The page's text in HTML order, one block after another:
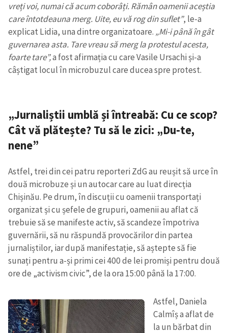
vreți voi, numai că acum coborâți. Rămân oamenii aceștia
care întotdeauna merg. Uite, eu vă rog din suflet”, le-a
explicat Lidia, una dintre organizatoare. „Mi-i până în gât
guvernarea asta. Tare vreau să merg la protestul acesta,
foarte tare”,a fost afirmația cu care Vasile Ursachi și-a
câștigat locul în microbuzul care ducea spre protest.
„Jurnaliștii umblă și întreabă: Cu ce scop?
Cât vă plătește? Tu să le zici: „Du-te,
nene”
Astfel, trei din cei patru reporteri ZdG au reușit să urce în
două microbuze și un autocar care au luat direcția
Chișinău. Pe drum, în discuții cu oamenii transportați
organizat și cu șefele de grupuri, oamenii au aflat că
trebuie să se manifeste activ, să scandeze împotriva
guvernării, să nu răspundă provocărilor din partea
jurnaliștilor, iar după manifestație, să aștepte să fie
sunați pentru a-și primi cei 400 de lei promiși pentru două
ore de „activism civic”, de la ora 15:00 până la 17:00.
Astfel, Daniela
Calmîș a aflat de
la un bărbat din